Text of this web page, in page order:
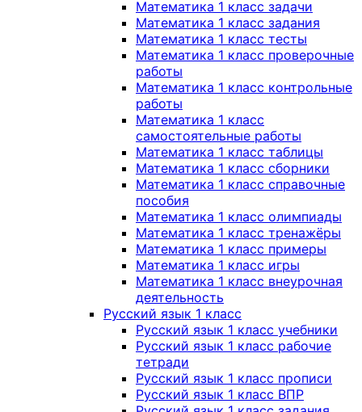
Математика 1 класс задачи
Математика 1 класс задания
Математика 1 класс тесты
Математика 1 класс проверочные
работы
Математика 1 класс контрольные
работы
Математика 1 класс
самостоятельные работы
Математика 1 класс таблицы
Математика 1 класс сборники
Математика 1 класс справочные
пособия
Математика 1 класс олимпиады
Математика 1 класс тренажёры
Математика 1 класс примеры
Математика 1 класс игры
Математика 1 класс внеурочная
деятельность
Русский язык 1 класс
Русский язык 1 класс учебники
Русский язык 1 класс рабочие
тетради
Русский язык 1 класс прописи
Русский язык 1 класс ВПР